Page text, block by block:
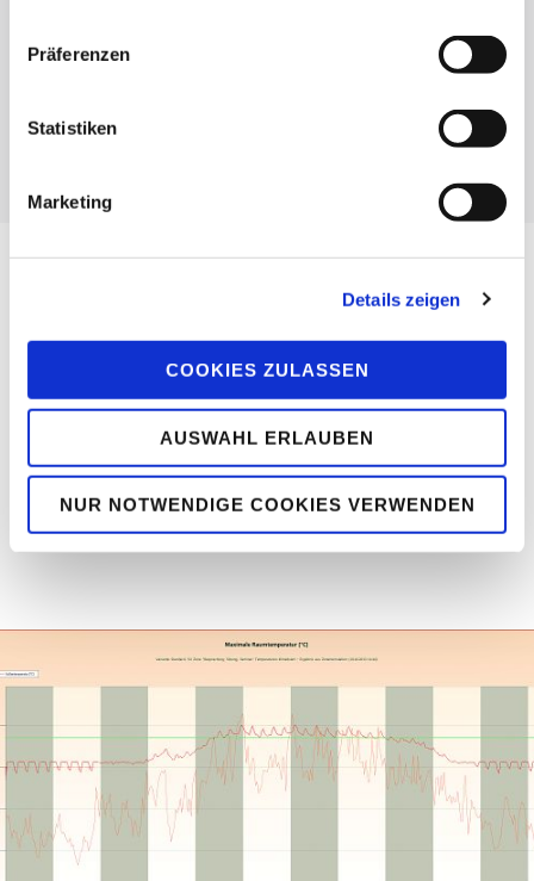
Präferenzen
Statistiken
Marketing
Details zeigen
COOKIES ZULASSEN
AUSWAHL ERLAUBEN
NUR NOTWENDIGE COOKIES VERWENDEN
beliebige Tage im Jahr
Berechnung und Vergleich von frei definierbaren
unabhängigen Varianten
AX3000 Gebäudesimulation
Jahres-Temperaturverlauf (min-max) für Außentemperatur
AX3000 Gebäudesimulation
maximale Raumtemperatur nicht-klimatisiert im